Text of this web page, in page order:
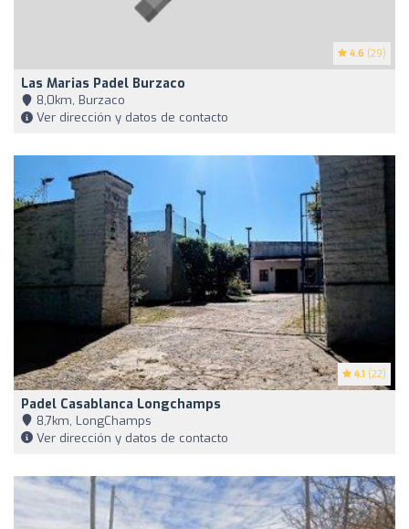
4.6 (29)
Las Marias Padel Burzaco
8,0km, Burzaco
Ver dirección y datos de contacto
4.1 (22)
Padel Casablanca Longchamps
8,7km, LongChamps
Ver dirección y datos de contacto